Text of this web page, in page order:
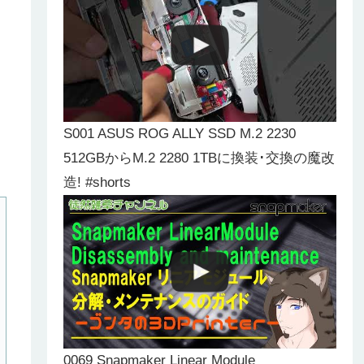
S001 ASUS ROG ALLY SSD M.2 2230
512GBからM.2 2280 1TBに換装･交換の魔改
造! #shorts
0069 Snapmaker Linear Module